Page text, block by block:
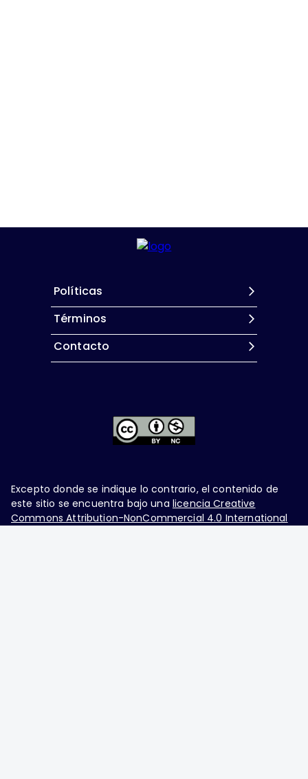
Políticas
Términos
Contacto
Excepto donde se indique lo contrario, el contenido de
este sitio se encuentra bajo una licencia Creative
Commons Attribution-NonCommercial 4.0 International